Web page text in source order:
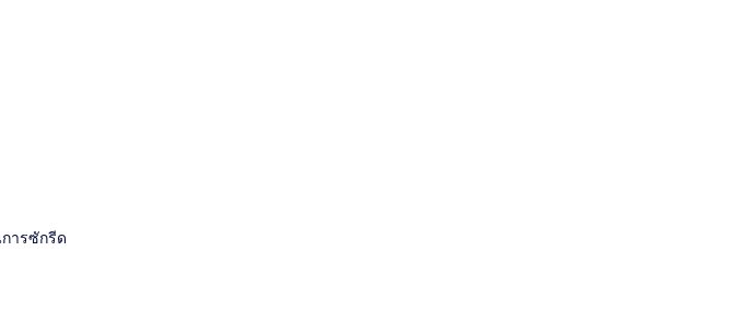
ารซักรีด